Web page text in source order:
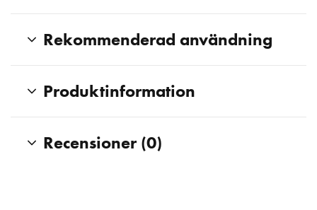
Rekommenderad användning
Produktinformation
Recensioner (0)